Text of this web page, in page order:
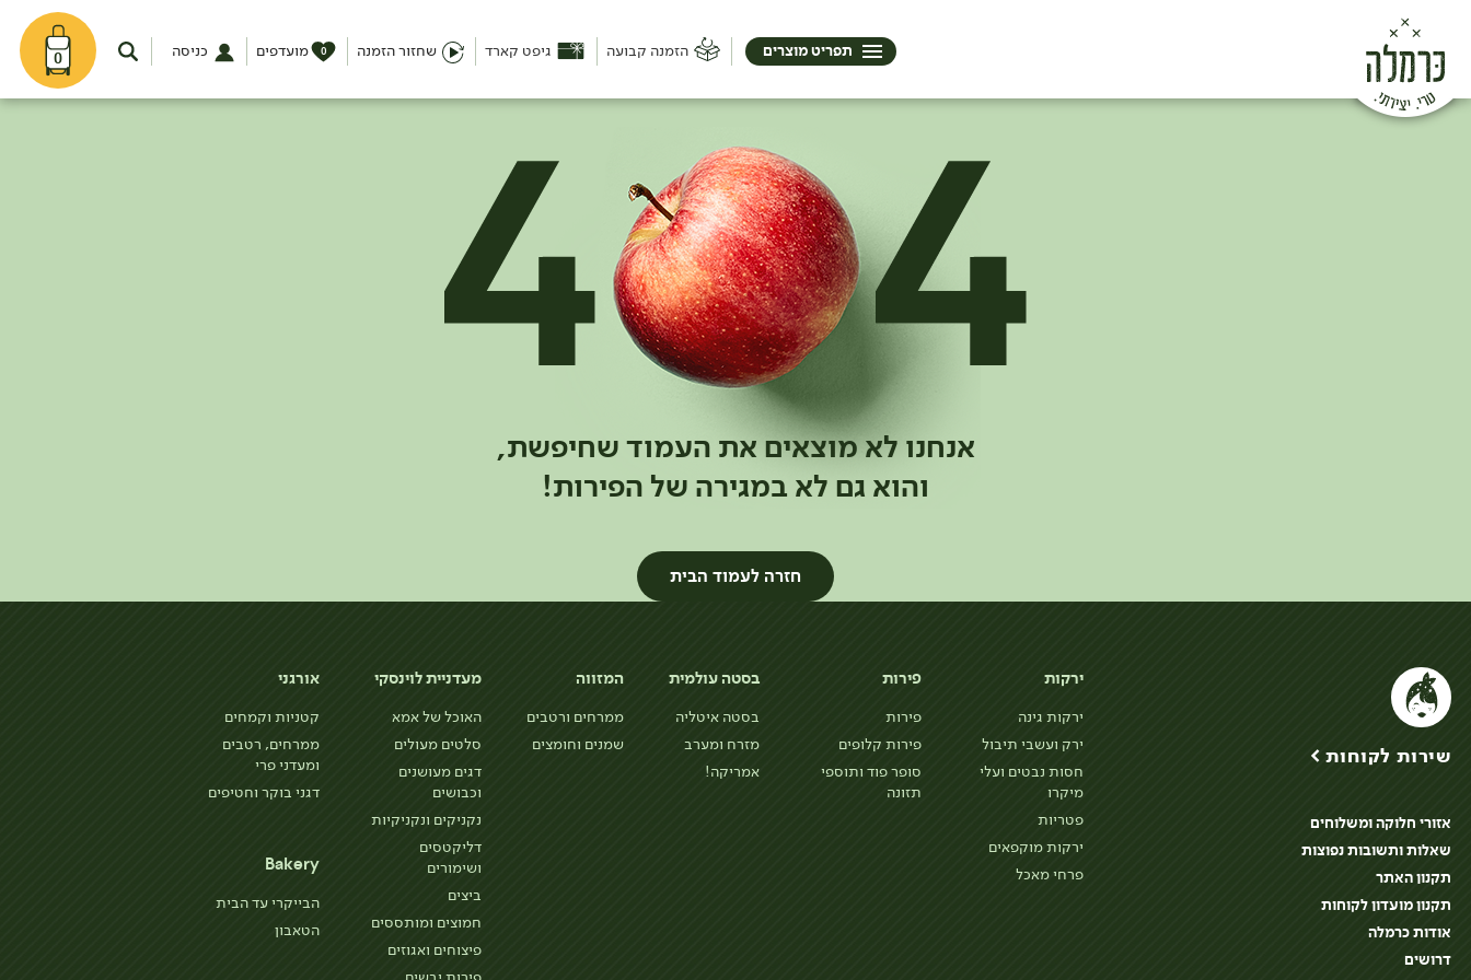
0 הזמנה קבועה גיפט קארד שחזור הזמנה מועדפים 0 כניסה תפריט מוצרים
אנחנו לא מוצאים את העמוד שחיפשת,
והוא גם לא במגירה של הפירות!
חזרה לעמוד הבית
ירקות
ירקות גינה
ירק ועשבי תיבול
חסות נבטים ועלי
מיקרו
פטריות
ירקות מוקפאים
פרחי מאכל
פירות
פירות
פירות קלופים
סופר פוד ותוספי
תזונה
בסטה עולמית
בסטה איטליה
מזרח ומערב
אמריקה!
המזווה
ממרחים ורטבים
שמנים וחומצים
מעדניית לוינסקי
האוכל של אמא
סלטים מעולים
דגים מעושנים
וכבושים
נקניקים ונקניקיות
דליקטסים
ושימורים
ביצים
חמוצים ומותססים
פיצוחים ואגוזים
אורגני
קטניות וקמחים
ממרחים, רטבים
ומעדני פרי
דגני בוקר וחטיפים
Bakery
הבייקרי עד הבית
הטאבון
שירות לקוחות >
אזורי חלוקה ומשלוחים
שאלות ותשובות נפוצות
תקנון האתר
תקנון מועדון לקוחות
אודות כרמלה
דרושים